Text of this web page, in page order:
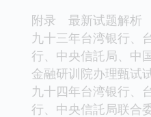
附录 最新试题解析
九十三年台湾银行、
行、中央信託局、中
金融研训院办理甄试
九十四年台湾银行、
行、中央信託局联合